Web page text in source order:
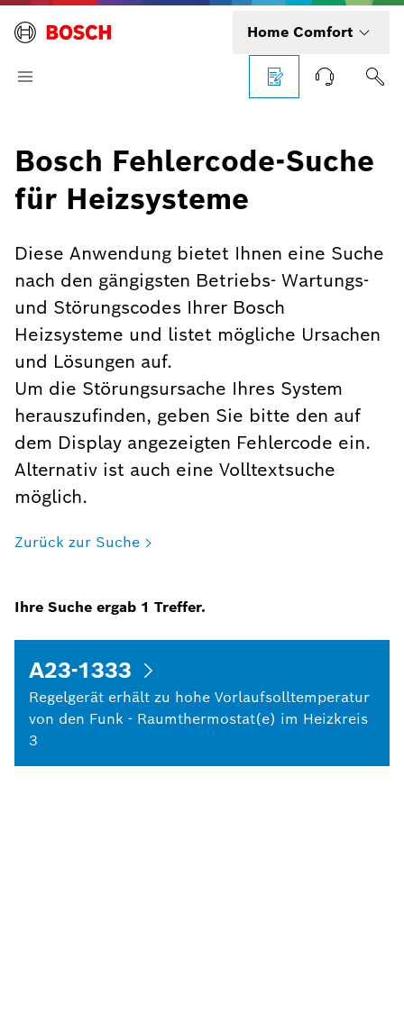
Home Comfort
Bosch Fehlercode-Suche
für Heizsysteme
Diese Anwendung bietet Ihnen eine Suche
nach den gängigsten Betriebs- Wartungs-
und Störungscodes Ihrer Bosch
Heizsysteme und listet mögliche Ursachen
und Lösungen auf.
Um die Störungsursache Ihres System
herauszufinden, geben Sie bitte den auf
dem Display angezeigten Fehlercode ein.
Alternativ ist auch eine Volltextsuche
möglich.
Zurück zur Suche
Ihre Suche ergab 1 Treffer.
A23-1333
Regelgerät erhält zu hohe Vorlaufsolltemperatur
von den Funk - Raumthermostat(e) im Heizkreis
3